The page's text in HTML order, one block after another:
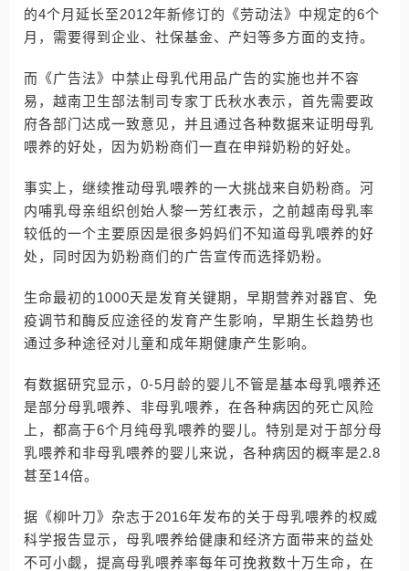
的4个月延长至2012年新修订的《劳动法》中规定的6个
月，需要得到企业、社保基金、产妇等多方面的支持。
而《广告法》中禁止母乳代用品广告的实施也并不容
易，越南卫生部法制司专家丁氏秋水表示，首先需要政
府各部门达成一致意见，并且通过各种数据来证明母乳
喂养的好处，因为奶粉商们一直在申辩奶粉的好处。
事实上，继续推动母乳喂养的一大挑战来自奶粉商。河
内哺乳母亲组织创始人黎一芳红表示，之前越南母乳率
较低的一个主要原因是很多妈妈们不知道母乳喂养的好
处，同时因为奶粉商们的广告宣传而选择奶粉。
生命最初的1000天是发育关键期，早期营养对器官、免
疫调节和酶反应途径的发育产生影响，早期生长趋势也
通过多种途径对儿童和成年期健康产生影响。
有数据研究显示，0-5月龄的婴儿不管是基本母乳喂养还
是部分母乳喂养、非母乳喂养，在各种病因的死亡风险
上，都高于6个月纯母乳喂养的婴儿。特别是对于部分母
乳喂养和非母乳喂养的婴儿来说，各种病因的概率是2.8
甚至14倍。
据《柳叶刀》杂志于2016年发布的关于母乳喂养的权威
科学报告显示，母乳喂养给健康和经济方面带来的益处
不可小觑，提高母乳喂养率每年可挽救数十万生命，在